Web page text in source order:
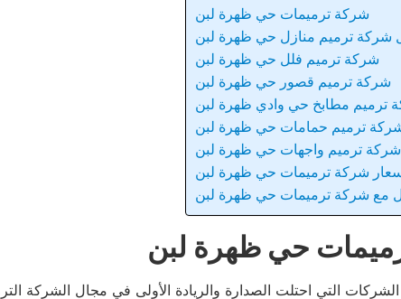
شركة ترميمات حي ظهرة لبن
شركة ترميم منازل حي ظهرة لبن
شركة ترميم قصور حي ظهرة لبن
ترميم حمامات حي ظهرة لبن
شركة ترميم واجهات حي ظهرة لبن
مع شركة ترميمات حي ظهرة لبن
حي ظهرة لبن
التي احتلت الصدارة والريادة الأولى في مجال الشركة